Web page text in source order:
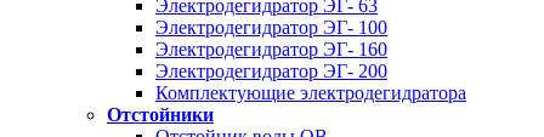
Электродегидратор ЭГ- 63
Электродегидратор ЭГ- 100
Электродегидратор ЭГ- 160
Электродегидратор ЭГ- 200
Комплектующие электродегидратора
Отстойники